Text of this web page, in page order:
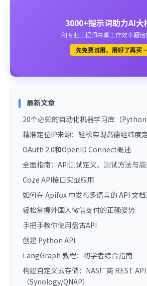
3000+提示词助力AI大
和专业工程师共享工作效率翻
先免费试用、用好了再买
最新文章
20个必知的自动化机器学习库（Python
精准定位IP来源：轻松实现高德经纬度
OAuth 2.0和OpenID Connect概述
全面指南：API测试定义、测试方法与
Coze API接口实战应用
如何在 Apifox 中发布多语言的 API 文档
轻松掌握外国人微信支付的正确姿势
手把手教你使用盘古API
创建 Python API
LangGraph 教程：初学者综合指南
构建自定义云存储：NAS厂商 REST
（Synology/QNAP）